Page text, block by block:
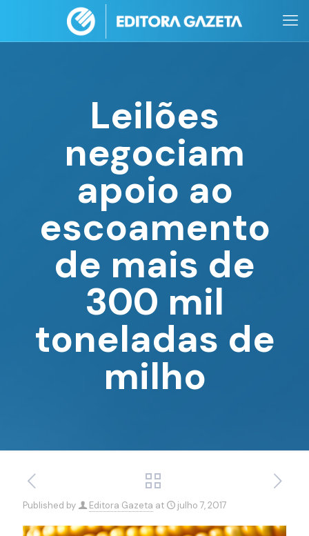
Leilões
negociam
apoio ao
escoamento
de mais de
300 mil
toneladas de
milho
Published by Editora Gazeta at julho 7, 2017